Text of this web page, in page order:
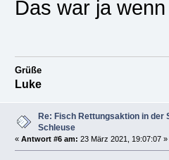
Das war ja
Grüße
Luke
Re: Fisch Rettungsaktion in der
Schleuse
«Antwort #6 am: 23 März 2021, 19:07:07 »